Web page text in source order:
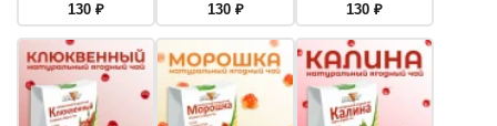
130₽ 130 ₽ 130 ₽